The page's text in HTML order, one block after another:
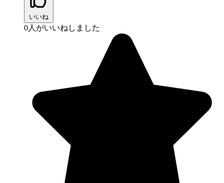
いいね
0人がいいねしました